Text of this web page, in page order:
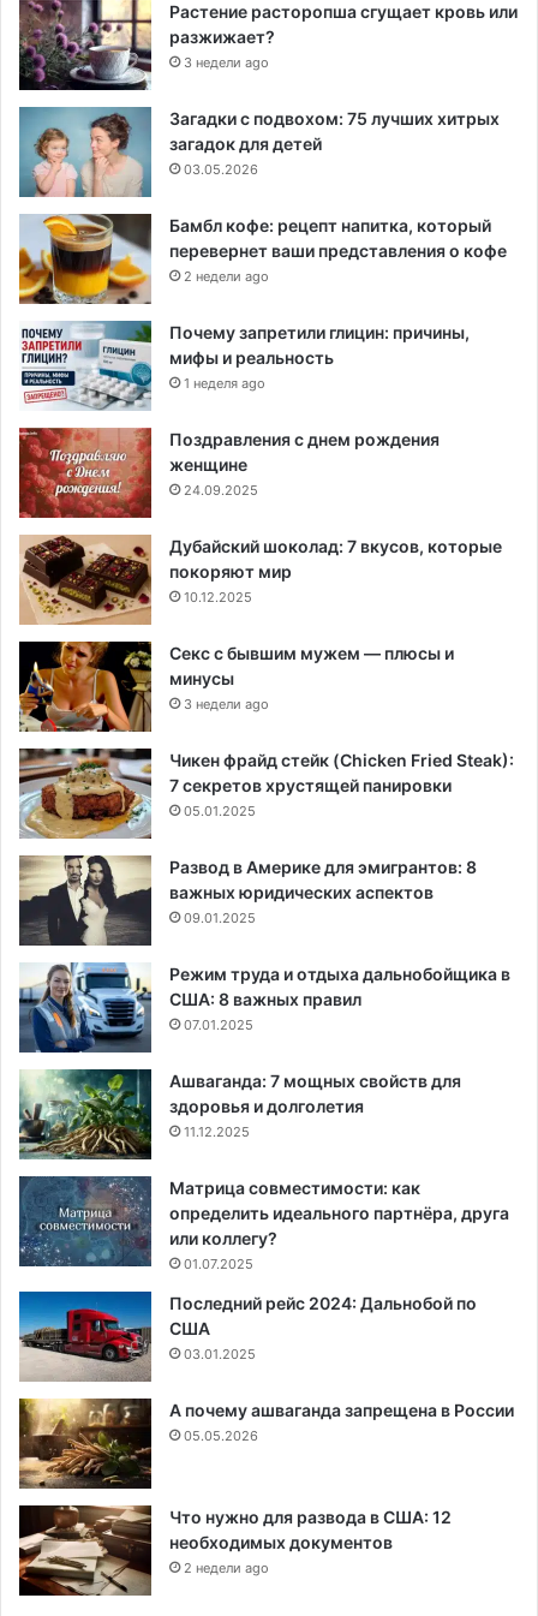
Растение расторопша сгущает кровь или
разжижает?
3 недели ago
Загадки с подвохом: 75 лучших хитрых
загадок для детей
03.05.2026
Бамбл кофе: рецепт напитка, который
перевернет ваши представления о кофе
2 недели ago
Почему запретили глицин: причины,
мифы и реальность
1 неделя ago
Поздравления с днем рождения
женщине
24.09.2025
Дубайский шоколад: 7 вкусов, которые
покоряют мир
10.12.2025
Секс с бывшим мужем — плюсы и
минусы
3 недели ago
Чикен фрайд стейк (Chicken Fried Steak):
7 секретов хрустящей панировки
05.01.2025
Развод в Америке для эмигрантов: 8
важных юридических аспектов
09.01.2025
Режим труда и отдыха дальнобойщика в
США: 8 важных правил
07.01.2025
Ашваганда: 7 мощных свойств для
здоровья и долголетия
11.12.2025
Матрица совместимости: как
определить идеального партнёра, друга
или коллегу?
01.07.2025
Последний рейс 2024: Дальнобой по
США
03.01.2025
А почему ашваганда запрещена в России
05.05.2026
Что нужно для развода в США: 12
необходимых документов
2 недели ago